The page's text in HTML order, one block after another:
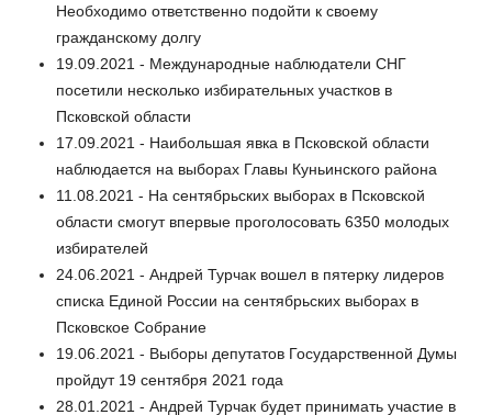
Необходимо ответственно подойти к своему
гражданскому долгу
19.09.2021 - Международные наблюдатели СНГ
посетили несколько избирательных участков в
Псковской области
17.09.2021 - Наибольшая явка в Псковской области
наблюдается на выборах Главы Куньинского района
11.08.2021 - На сентябрьских выборах в Псковской
области смогут впервые проголосовать 6350 молодых
избирателей
24.06.2021 - Андрей Турчак вошел в пятерку лидеров
списка Единой России на сентябрьских выборах в
Псковское Собрание
19.06.2021 - Выборы депутатов Государственной Думы
пройдут 19 сентября 2021 года
28.01.2021 - Андрей Турчак будет принимать участие в